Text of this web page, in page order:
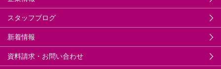
スタッフブログ
新着情報
資料請求・お問い合わせ